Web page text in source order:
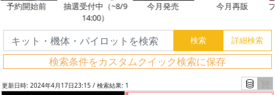
予約開始前
抽選受付中（~8/9
14:00）
今月発売 今月再販
検索条件をカスタムクイック検索に保存
グ
レ
更新日時: 2024年4月17日23:15 / 検索結果: 1